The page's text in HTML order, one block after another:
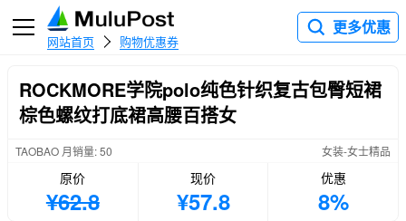
网站首页 购物优惠券
更多优惠
ROCKMORE学院polo纯色针织复古包臀短裙
棕色螺纹打底裙高腰百搭女
TAOBAO 月销量: 50 女装-女士精品
原价
¥62.8
现价
¥57.8
优惠
8%